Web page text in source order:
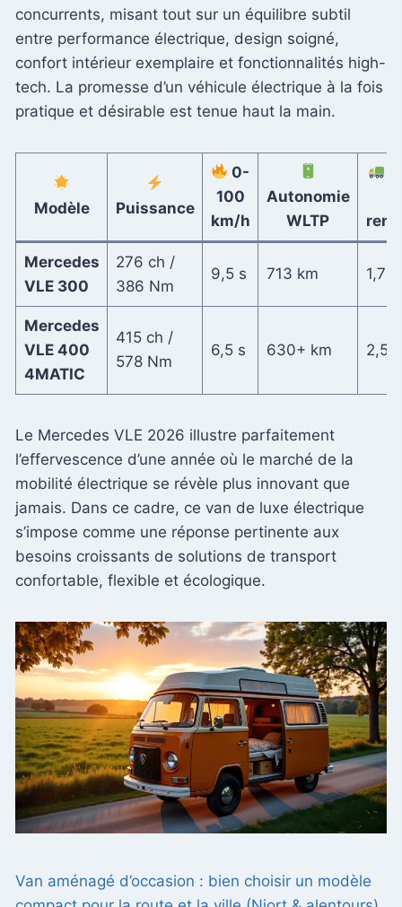
concurrents, misant tout sur un équilibre subtil
entre performance électrique, design soigné,
confort intérieur exemplaire et fonctionnalités high-
tech. La promesse d’un véhicule électrique à la fois
pratique et désirable est tenue haut la main.
Modèle Puissance
0-
100
km/h
Autonomie
WLTP
Mercedes
VLE 300
276 ch /
386 Nm
9,5 s 713 km 1,75
Mercedes
VLE 400
4MATIC
415 ch /
578 Nm
6,5 s 630+ km 2,5 t
Le Mercedes VLE 2026 illustre parfaitement
l’effervescence d’une année où le marché de la
mobilité électrique se révèle plus innovant que
jamais. Dans ce cadre, ce van de luxe électrique
s’impose comme une réponse pertinente aux
besoins croissants de solutions de transport
confortable, flexible et écologique.
Van aménagé d’occasion : bien choisir un modèle